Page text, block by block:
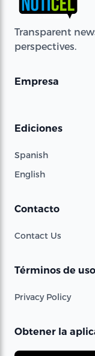
Transparent
perspectives.
Empresa
Ediciones
Spanish
English
Contacto
Contact Us
Términos de uso
Privacy Policy
Obtener la